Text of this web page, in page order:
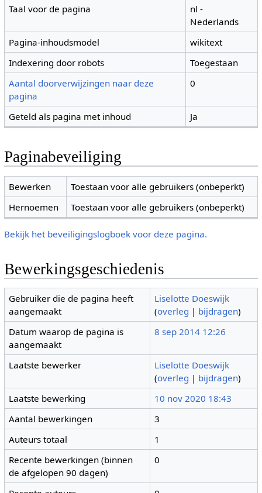
Taal voor de pagina
nl -
Nederlands
Pagina-inhoudsmodel
wikitext
Indexering door robots
Toegestaan
Aantal doorverwijzingen naar deze
pagina
0
Geteld als pagina met inhoud Ja
Paginabeveiliging
Bewerken
Toestaan voor alle gebruikers (onbeperkt)
Hernoemen
Toestaan voor alle gebruikers (onbeperkt)
Bekijk het beveiligingslogboek voor deze pagina.
Bewerkingsgeschiedenis
Gebruiker die de pagina heeft
aangemaakt
Liselotte Doeswijk
(overleg | bijdragen)
Datum waarop de pagina is
aangemaakt
8 sep 2014 12:26
Laatste bewerker
Liselotte Doeswijk
(overleg | bijdragen)
Laatste bewerking
10 nov 2020 18:43
Aantal bewerkingen
3
Auteurs totaal
1
Recente bewerkingen (binnen
de afgelopen 90 dagen)
0